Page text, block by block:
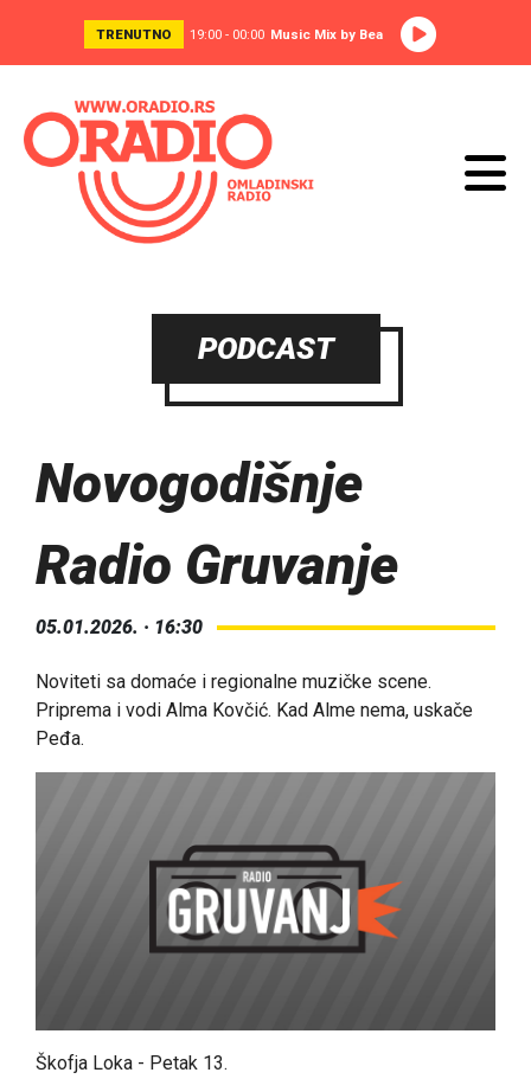
TRENUTNO 19:00 - 00:00 Music Mix by Bea
PODCAST
Novogodišnje
Radio Gruvanje
05.01.2026. · 16:30
Noviteti sa domaće i regionalne muzičke scene.
Priprema i vodi Alma Kovčić. Kad Alme nema, uskače
Peđa.
Škofja Loka - Petak 13.